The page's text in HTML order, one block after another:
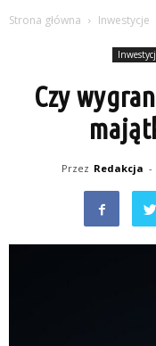
Strona główna Inwestycje
Czy
Przez Redakcja -